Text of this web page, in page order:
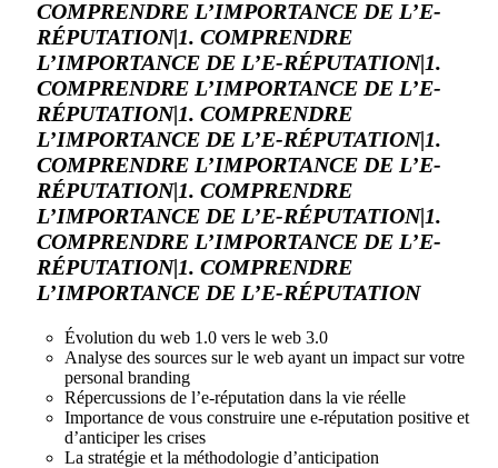
COMPRENDRE L’IMPORTANCE DE L’E-
RÉPUTATION|1. COMPRENDRE
L’IMPORTANCE DE L’E-RÉPUTATION|1.
COMPRENDRE L’IMPORTANCE DE L’E-
RÉPUTATION|1. COMPRENDRE
L’IMPORTANCE DE L’E-RÉPUTATION|1.
COMPRENDRE L’IMPORTANCE DE L’E-
RÉPUTATION|1. COMPRENDRE
L’IMPORTANCE DE L’E-RÉPUTATION|1.
COMPRENDRE L’IMPORTANCE DE L’E-
RÉPUTATION|1. COMPRENDRE
L’IMPORTANCE DE L’E-RÉPUTATION
Évolution du web 1.0 vers le web 3.0
Analyse des sources sur le web ayant un impact sur votre
personal branding
Répercussions de l’e-réputation dans la vie réelle
Importance de vous construire une e-réputation positive et
d’anticiper les crises
La stratégie et la méthodologie d’anticipation